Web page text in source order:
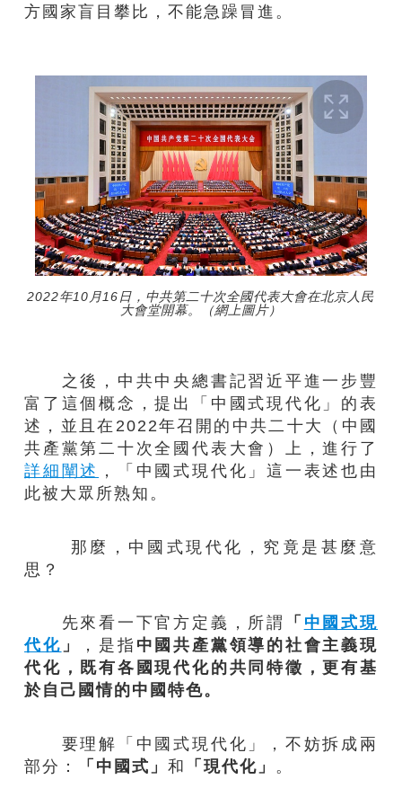
方國家盲目攀比，不能急躁冒進。
2022年10月16日，中共第二十次全國代表大會在北京人民
大會堂開幕。（網上圖片）
之後，中共中央總書記習近平進一步豐
富了這個概念，提出「中國式現代化」的表
述，並且在2022年召開的中共二十大（中國
共產黨第二十次全國代表大會）上，進行了
詳細闡述 ，「中國式現代化」這一表述也由
此被大眾所熟知。
那麼，中國式現代化，究竟是甚麼意
思？
先來看一下官方定義，所謂 「 中國式現
代化 」 ，是指 中國共產黨領導的社會主義現
代化，既有各國現代化的共同特徵，更有基
於自己國情的中國特色。
要理解「中國式現代化」，不妨拆成兩
部分：
「中國式」和 「現代化」 。